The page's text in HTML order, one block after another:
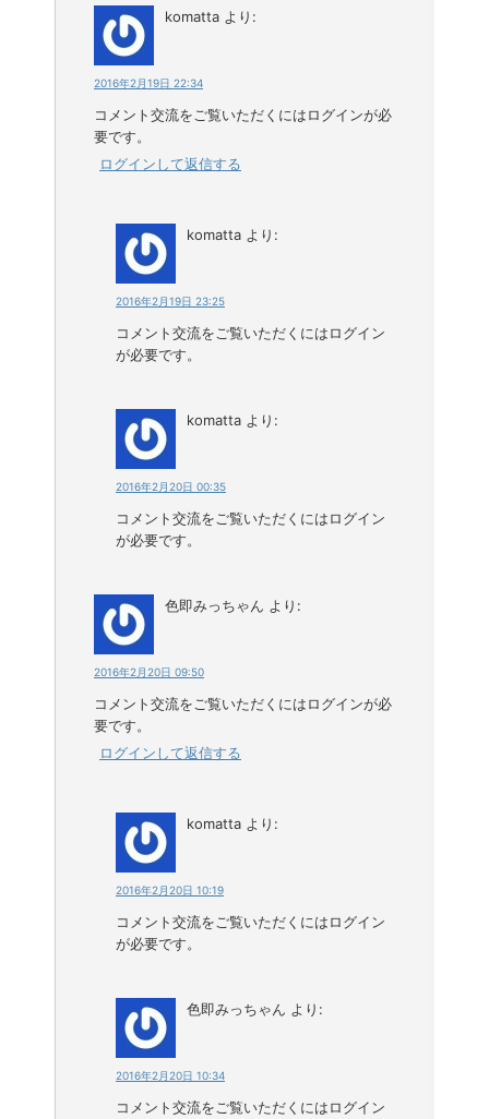
komatta より:
2016年2月19日 22:34
コメント交流をご覧いただくにはログインが必
要です。
ログインして返信する
komatta より:
2016年2月19日 23:25
コメント交流をご覧いただくにはログイン
が必要です。
komatta より:
2016年2月20日 00:35
コメント交流をご覧いただくにはログイン
が必要です。
色即みっちゃん より:
2016年2月20日 09:50
コメント交流をご覧いただくにはログインが必
要です。
ログインして返信する
komatta より:
2016年2月20日 10:19
コメント交流をご覧いただくにはログイン
が必要です。
色即みっちゃん より:
2016年2月20日 10:34
コメント交流をご覧いただくにはログイン